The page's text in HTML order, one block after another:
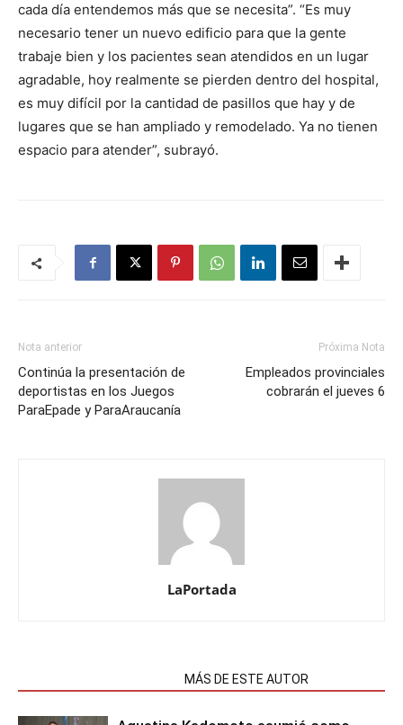
cada día entendemos más que se necesita”. “Es muy
necesario tener un nuevo edificio para que la gente
trabaje bien y los pacientes sean atendidos en un lugar
agradable, hoy realmente se pierden dentro del hospital,
es muy difícil por la cantidad de pasillos que hay y de
lugares que se han ampliado y remodelado. Ya no tienen
espacio para atender”, subrayó.
Nota anterior
Continúa la presentación de
deportistas en los Juegos
ParaEpade y ParaAraucanía
Próxima Nota
Empleados provinciales
cobrarán el jueves 6
LaPortada
MÁS DE ESTE AUTOR